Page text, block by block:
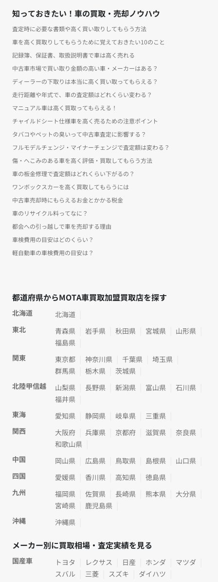
知っておきたい！車の買取・売却ノウハウ
査定時に必要な書類や高く買い取りしてもらう方法
車を高く買取りしてもらうために覚えておきたい10のこと
記録簿、保証書、取扱説明書で車は高く売れる
中古車市場で買い取り金額の高い車・メーカーはある？
ディーラーの下取りは本当に高く買い取ってもらえる？
走行距離や年式で、車の査定額はどれくらい変わる？
マニュアル車は高く買取ってもらえる！
チャイルドシート仕様車を高く売るための注意ポイント
タバコやペットの臭いって中古車査定に影響する？
フルモデルチェンジ・マイナーチェンジで査定額は変わる？
傷・へこみのある車を高く評価・買取してもらう方法
車の板金修理で査定額はどれくらい下がるの？
ワンボックスカーを高く買取してもらうには
中古車売却時にもらえるお金とかかる税金
車のリサイクル料ってなに？
都会への引っ越しで車を売却する理由
車検費用の目安はどのくらい？
軽自動車の車検費用の目安は？
都道府県からMOTA車買取加盟買取店を探す
北海道
北海道
東北
青森県 岩手県 秋田県 宮城県
山形県
福島県
関東
東京都 神奈川県 千葉県
埼玉県
群馬県
栃木県
茨城県
北陸甲信越
山梨県 長野県 新潟県 富山県
石川県
福井県
東海
愛知県 静岡県 岐阜県
三重県
関西
大阪府 兵庫県 京都府 滋賀県
奈良県
和歌山県
中国
岡山県 広島県 鳥取県 島根県
山口県
四国
愛媛県 香川県 高知県
徳島県
九州
福岡県 佐賀県 長崎県 熊本県
大分県
宮崎県
鹿児島県
沖縄
沖縄県
メーカー別に買取相場・査定実績を見る
国産車 トヨタ レクサス 日産 ホンダ
マツダ
スバル
三菱 スズキ
ダイハツ